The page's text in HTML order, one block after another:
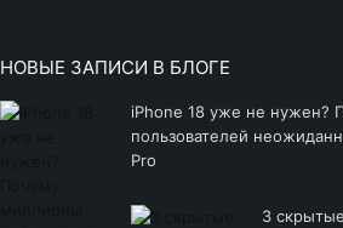
НОВЫЕ ЗАПИСИ В БЛОГЕ
iPhone 18 уже не нужен?
пользователей
Pro
3